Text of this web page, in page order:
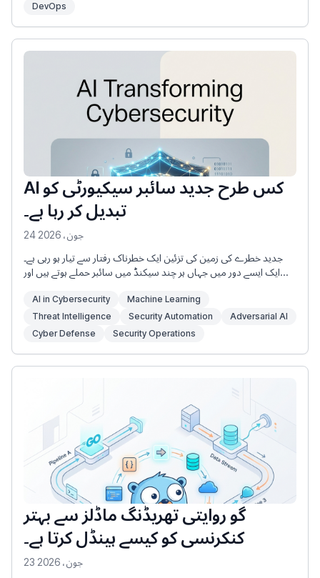
DevOps
AI کس طرح جدید سائبر سیکیورٹی کو
تبدیل کر رہا ہے۔
24 جون، 2026
جدید خطرے کی زمین کی تزئین ایک خطرناک رفتار سے تیار ہو رہی ہے۔
ایک ایسے دور میں جہاں ہر چند سیکنڈ میں سائبر حملے ہوتے ہیں اور
دستخط پر مبنی دفاعی نظام اب کافی نہیں ہیں۔ فائر والز اور لیگیسی
اینٹی وائرس پروگرام معلوم خطرات کو روکنے کے لیے بنائے گئے ہیں، لیکن
وہ “زیرو ڈے” کے کارناموں اور انتہائی ٹارگٹڈ، AI سے چلنے والے حملوں
AI in Cybersecurity
Machine Learning
Threat Intelligence
Security Automation
Adversarial AI
Cyber Defense
Security Operations
گو روایتی تھریڈنگ ماڈلز سے بہتر
کنکرنسی کو کیسے ہینڈل کرتا ہے۔
23 جون، 2026